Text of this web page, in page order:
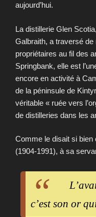
aujourd’hui.
La distillerie Glen
Galbraith, a traversé
propriétaires au fil des
Springbank, elle est
encore en activité à
de la péninsule de
véritable « ruée vers
de distilleries dans les
Comme le disait si bien
(1904-1991), à sa
c’est son or